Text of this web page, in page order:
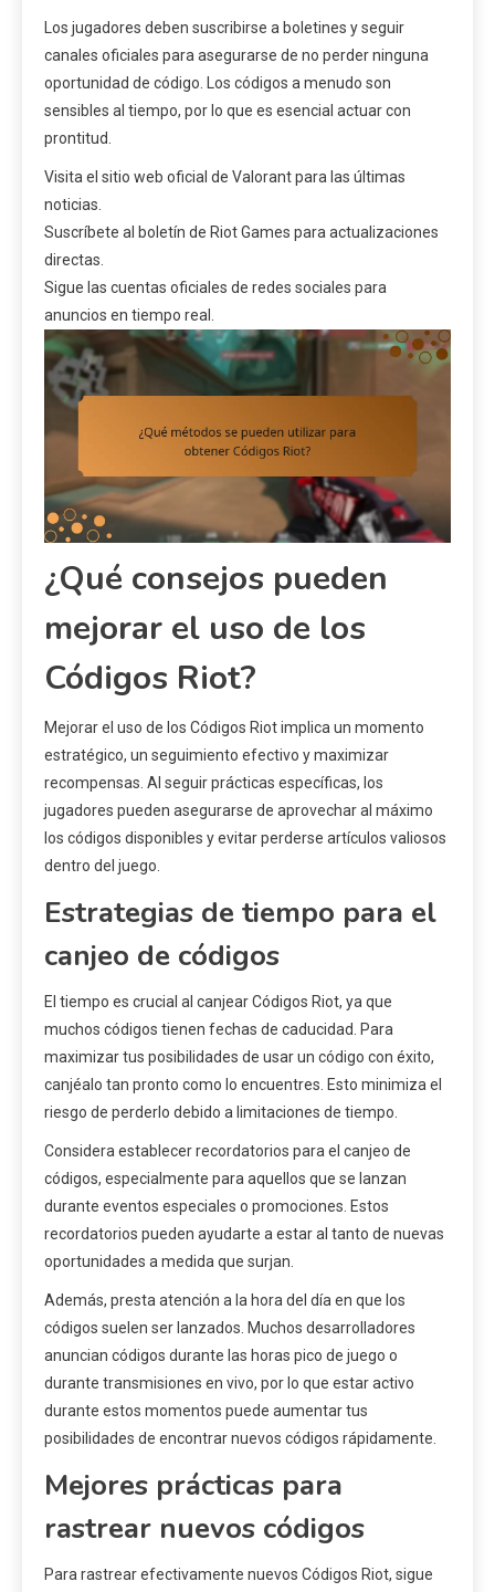
Los jugadores deben suscribirse a boletines y seguir
canales oficiales para asegurarse de no perder ninguna
oportunidad de código. Los códigos a menudo son
sensibles al tiempo, por lo que es esencial actuar con
prontitud.
Visita el sitio web oficial de Valorant para las últimas
noticias.
Suscríbete al boletín de Riot Games para actualizaciones
directas.
Sigue las cuentas oficiales de redes sociales para
anuncios en tiempo real.
¿Qué consejos pueden
mejorar el uso de los
Códigos Riot?
Mejorar el uso de los Códigos Riot implica un momento
estratégico, un seguimiento efectivo y maximizar
recompensas. Al seguir prácticas específicas, los
jugadores pueden asegurarse de aprovechar al máximo
los códigos disponibles y evitar perderse artículos valiosos
dentro del juego.
Estrategias de tiempo para el
canjeo de códigos
El tiempo es crucial al canjear Códigos Riot, ya que
muchos códigos tienen fechas de caducidad. Para
maximizar tus posibilidades de usar un código con éxito,
canjéalo tan pronto como lo encuentres. Esto minimiza el
riesgo de perderlo debido a limitaciones de tiempo.
Considera establecer recordatorios para el canjeo de
códigos, especialmente para aquellos que se lanzan
durante eventos especiales o promociones. Estos
recordatorios pueden ayudarte a estar al tanto de nuevas
oportunidades a medida que surjan.
Además, presta atención a la hora del día en que los
códigos suelen ser lanzados. Muchos desarrolladores
anuncian códigos durante las horas pico de juego o
durante transmisiones en vivo, por lo que estar activo
durante estos momentos puede aumentar tus
posibilidades de encontrar nuevos códigos rápidamente.
Mejores prácticas para
rastrear nuevos códigos
Para rastrear efectivamente nuevos Códigos Riot, sigue